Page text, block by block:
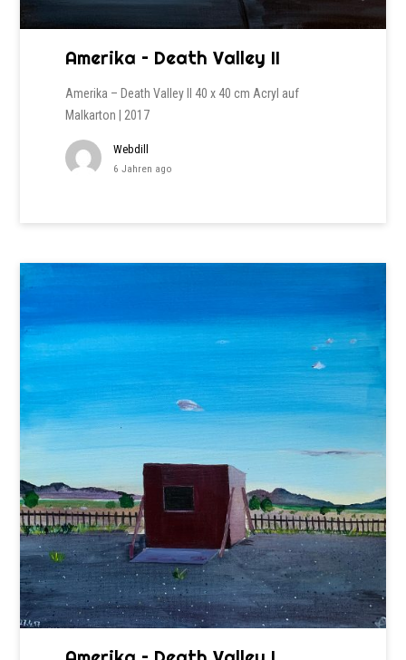
Amerika – Death Valley II
Amerika – Death Valley II 40 x 40 cm Acryl auf
Malkarton | 2017
Webdill
6 Jahren ago